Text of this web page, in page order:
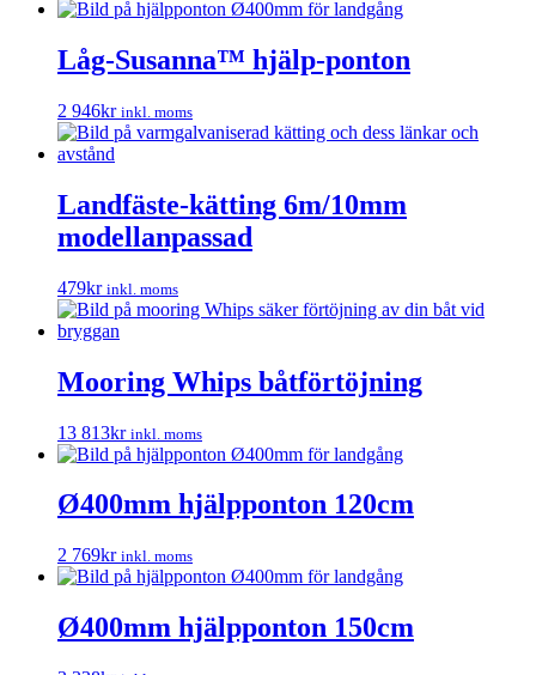
Låg-Susanna™ hjälp-ponton
2 946kr inkl. moms
Landfäste-kätting 6m/10mm
modellanpassad
479kr inkl. moms
Mooring Whips båtförtöjning
13 813kr inkl. moms
Ø400mm hjälpponton 120cm
2 769kr inkl. moms
Ø400mm hjälpponton 150cm